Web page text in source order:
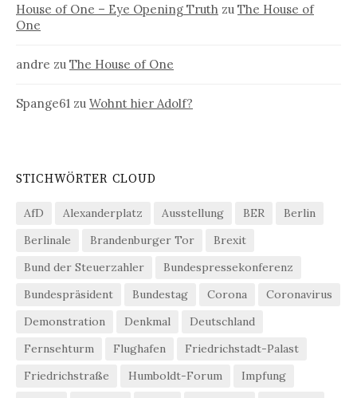
House of One – Eye Opening Truth zu The House of
One
andre zu The House of One
Spange61 zu Wohnt hier Adolf?
STICHWÖRTER CLOUD
AfD Alexanderplatz Ausstellung BER
Berlin
Berlinale
Brandenburger Tor
Brexit
Bund der Steuerzahler
Bundespressekonferenz
Bundespräsident
Bundestag Corona
Coronavirus
Demonstration
Denkmal
Deutschland
Fernsehturm
Flughafen
Friedrichstadt-Palast
Friedrichstraße
Humboldt-Forum
Impfung